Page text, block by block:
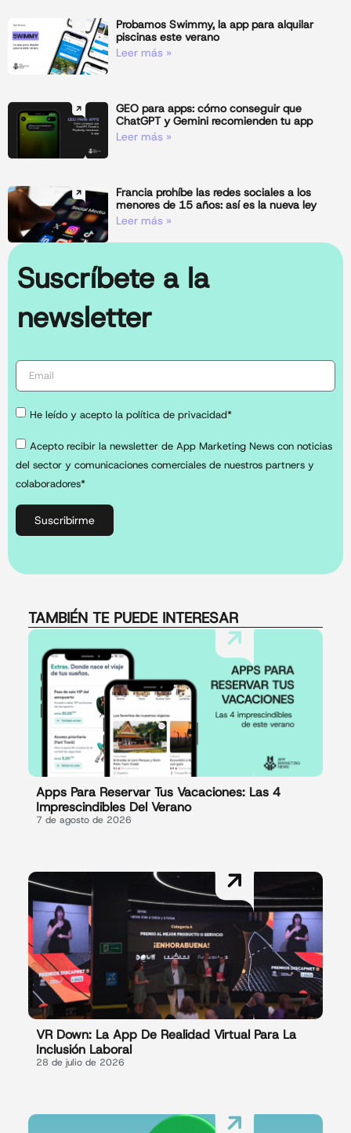
Probamos Swimmy, la app para alquilar
piscinas este verano
Leer más »
GEO para apps: cómo conseguir que
ChatGPT y Gemini recomienden tu app
Leer más »
Francia prohíbe las redes sociales a los
menores de 15 años: así es la nueva ley
Leer más »
Suscríbete a la
newsletter
He leído y acepto la política de privacidad*
Acepto recibir la newsletter de App Marketing News con noticias
del sector y comunicaciones comerciales de nuestros partners y
colaboradores*
Suscribirme
TAMBIÉN TE PUEDE INTERESAR
Apps Para Reservar Tus Vacaciones: Las 4
Imprescindibles Del Verano
7 de agosto de 2026
VR Down: La App De Realidad Virtual Para La
Inclusión Laboral
28 de julio de 2026